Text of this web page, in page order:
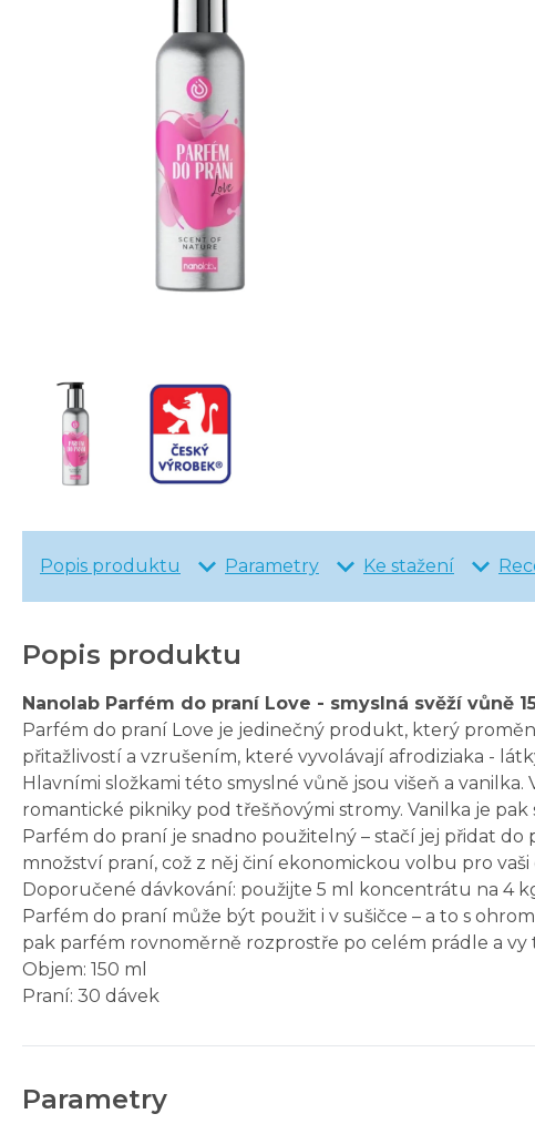
Popis produktu Parametry Ke stažení
Popis produktu
Nanolab Parfém do praní Love - smyslná svěží vůně
Parfém do praní Love je jedinečný produkt, který
přitažlivostí a vzrušením, které vyvolávají afrodiziaka -
Hlavními složkami této smyslné vůně jsou višeň a
romantické pikniky pod třešňovými stromy. Vanilka je
Parfém do praní je snadno použitelný – stačí jej přidat
množství praní, což z něj činí ekonomickou volbu pro vaši
Doporučené dávkování: použijte 5 ml koncentrátu na 4
Parfém do praní může být použit i v sušičce – a to s
pak parfém rovnoměrně rozprostře po celém prádle a
Objem: 150 ml
Praní: 30 dávek
Parametry